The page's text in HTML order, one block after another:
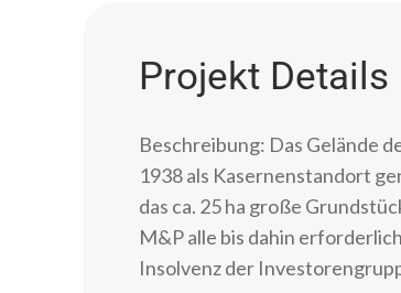
Projekt Details
Beschreibung: Das Gelände
1938 als Kasernenstandort
das ca. 25 ha große
M&P alle bis dahin
Insolvenz der